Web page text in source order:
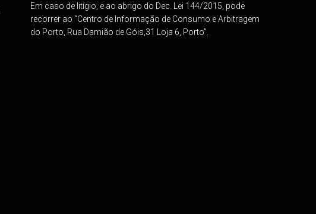
Em caso de litígio, e ao abrigo do Dec. Lei 144/2015, pode
recorrer ao “Centro de Informação de Consumo e Arbitragem
do Porto, Rua Damião de Góis,31 Loja 6, Porto”.